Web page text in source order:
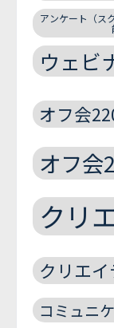
アンケート（ス
ウェビ
オフ会
オフ会
クリ
クリエ
コミュニ